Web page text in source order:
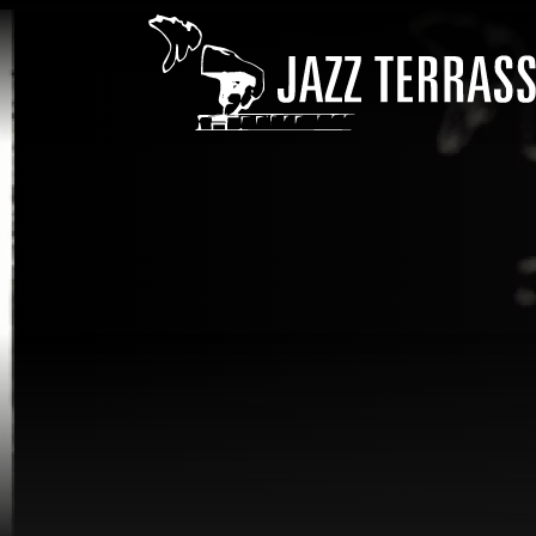
Pasar al contenido principal